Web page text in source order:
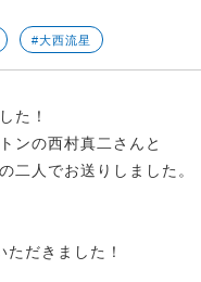
#大西流星
た！
ンの西村真二さんと
二人でお送りしました。
だきました！